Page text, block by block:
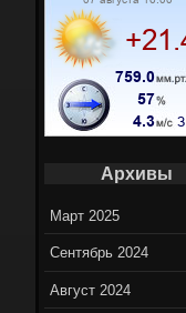
Архивы
Март 2025
Сентябрь 2024
Август 2024